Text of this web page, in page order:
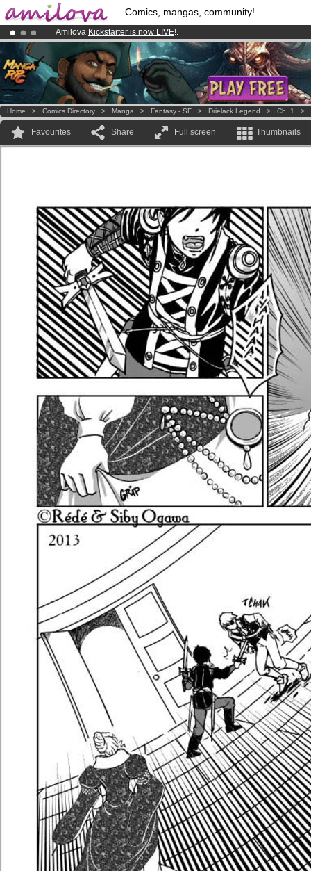
Comics, mangas, community!
Amilova Kickstarter is now LIVE!.
Already 100000membersand 1000comics & mangas!.
Premium membership from3.95 euros per month !Get membership
Home > Comics Directory > Manga > Fantasy - SF > Drielack Legend > Ch. 1 >
Favourites Share Full screen Thumbnails